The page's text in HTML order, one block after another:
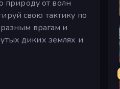
природу от волн
свою тактику по
врагам и
диких землях и